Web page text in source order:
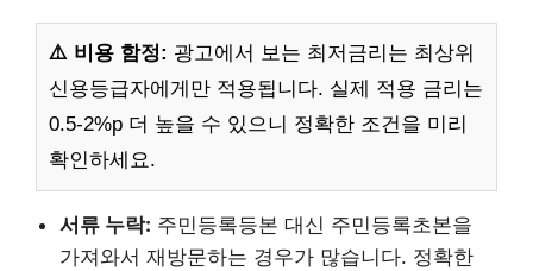
⚠️ 비용 함정: 광고에서 보는 최저금리는 최상위
신용등급자에게만 적용됩니다. 실제 적용 금리는
0.5-2%p 더 높을 수 있으니 정확한 조건을 미리
확인하세요.
서류 누락: 주민등록등본 대신 주민등록초본을
가져와서 재방문하는 경우가 많습니다. 정확한